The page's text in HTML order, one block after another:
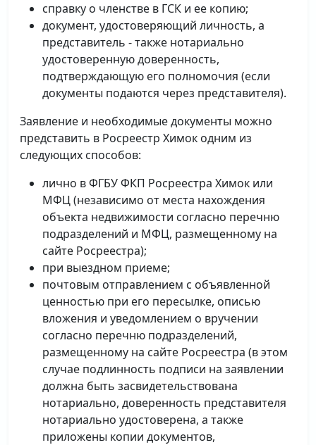
справку о членстве в ГСК и ее копию;
документ, удостоверяющий личность, а
представитель - также нотариально
удостоверенную доверенность,
подтверждающую его полномочия (если
документы подаются через представителя).
Заявление и необходимые документы можно
представить в Росреестр Химок одним из
следующих способов:
лично в ФГБУ ФКП Росреестра Химок или
МФЦ (независимо от места нахождения
объекта недвижимости согласно перечню
подразделений и МФЦ, размещенному на
сайте Росреестра);
при выездном приеме;
почтовым отправлением с объявленной
ценностью при его пересылке, описью
вложения и уведомлением о вручении
согласно перечню подразделений,
размещенному на сайте Росреестра (в этом
случае подлинность подписи на заявлении
должна быть засвидетельствована
нотариально, доверенность представителя
нотариально удостоверена, а также
приложены копии документов,